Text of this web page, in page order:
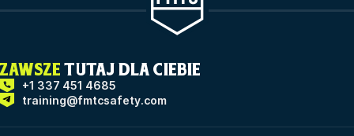
ZAWSZE TUTAJ DLA CIEBIE
+1 337 451 4685
training@fmtcsafety.com